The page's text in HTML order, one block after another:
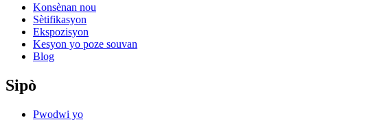
Konsènan nou
Sètifikasyon
Ekspozisyon
Kesyon yo poze souvan
Blog
Sipò
Pwodwi yo